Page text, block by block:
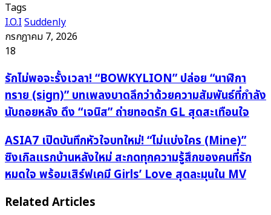
Tags
I.O.ISuddenly
กรกฎาคม 7, 2026
18
รัก
ไม่
พอ
จะ
รั้ง
เวลา!
“BOWKYLION”
ปล่อย
ทราย
รักไม่พอจะรั้งเวลา! “BOWKYLION” ปล่อย “นาฬิกา
ทราย (sign)” บทเพลงบาดลึกว่าด้วยความสัมพันธ์ที่กำลัง
นับถอยหลัง ดึง “เจนิส” ถ่ายทอดรัก GL สุดสะเทือนใจ
ASIA7
เปิด
บันทึก
หัวใจ
บท
ASIA7 เปิดบันทึกหัวใจบทใหม่! “ไม่แบ่งใคร (Mine)”
ซิงเกิลแรกบ้านหลังใหม่ สะกดทุกความรู้สึกของคนที่รัก
หมดใจ พร้อมเสิร์ฟเคมี Girls’ Love สุดละมุนใน MV
Related Articles